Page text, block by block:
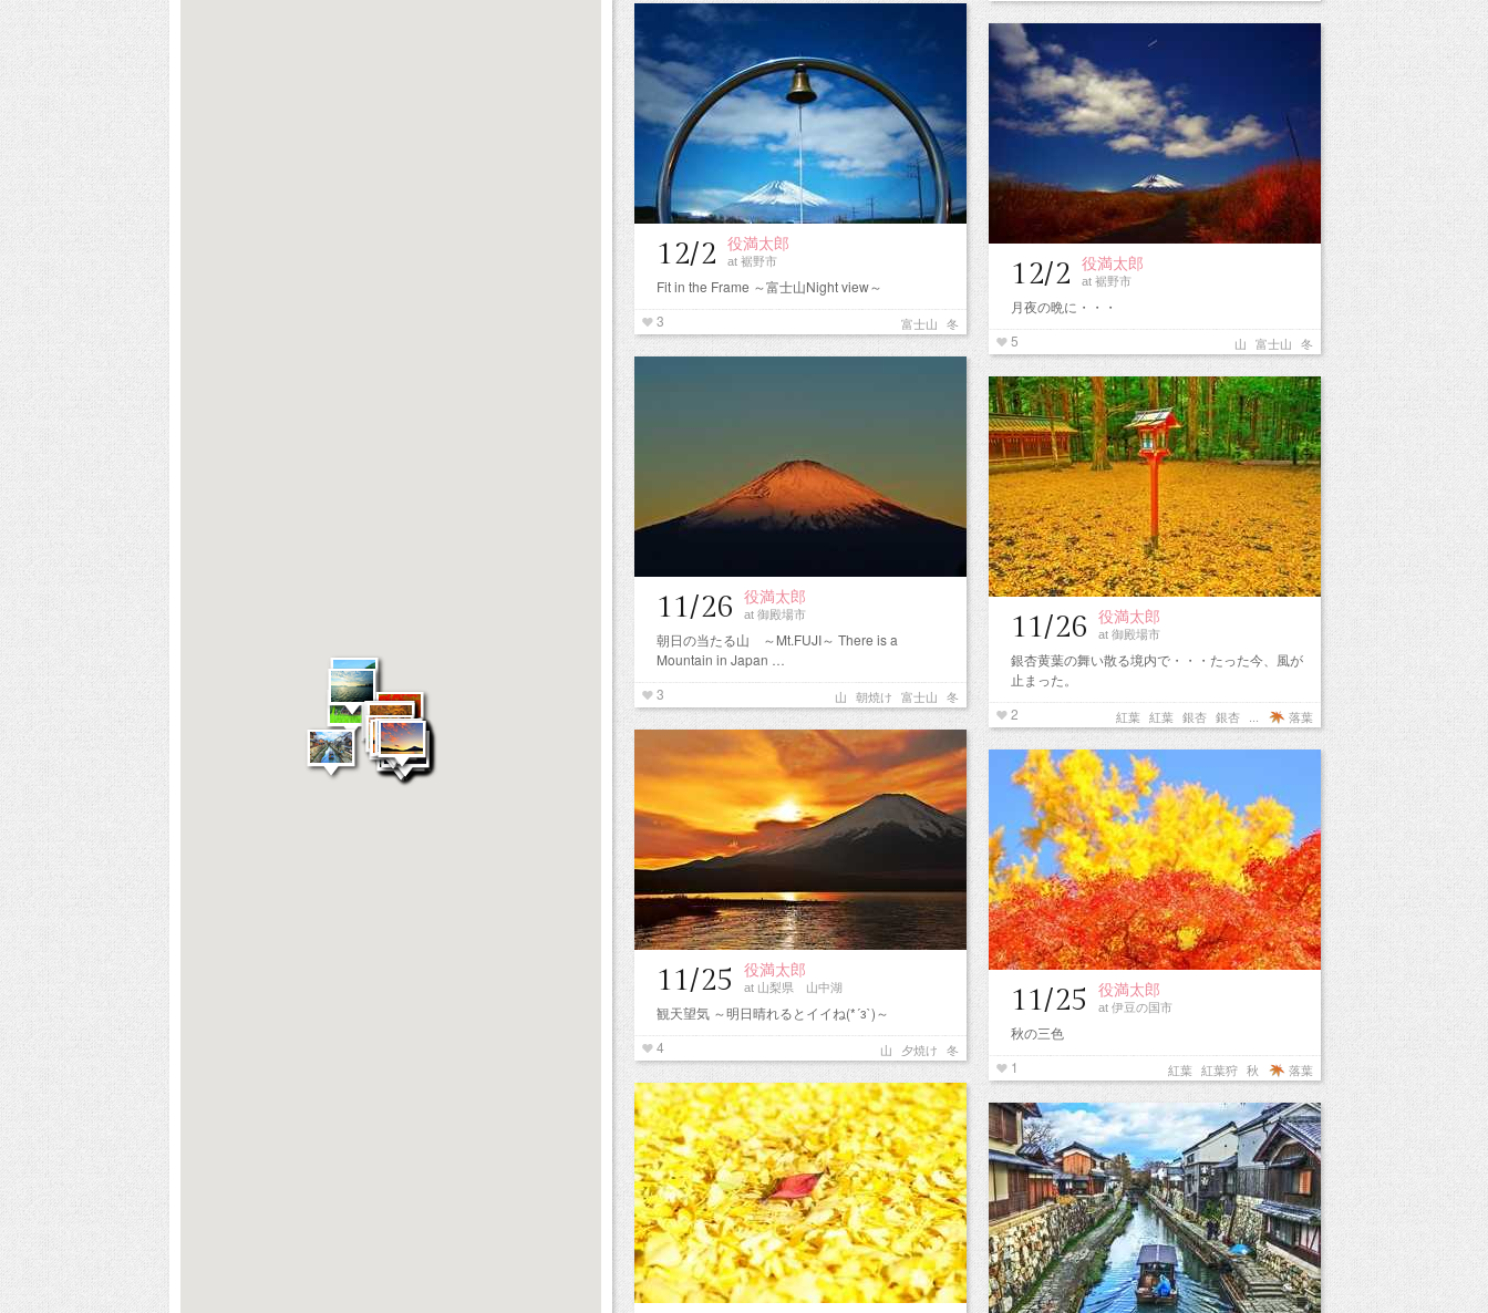
12/2 役満太郎
at 裾野市
Fit in the Frame ～富士山Night view～
3
富士山 冬
12/2 役満太郎
at 裾野市
月夜の晩に・・・
5
山 富士山 冬
11/26 役満太郎
at 御殿場市
朝日の当たる山 ～Mt.FUJI～ There is a
Mountain in Japan …
3
山 朝焼け 富士山 冬
11/26 役満太郎
at 御殿場市
銀杏黄葉の舞い散る境内で・・・たった今、風が
止まった。
2
紅葉 紅葉 銀杏 銀杏 落葉
11/25 役満太郎
at 山梨県 山中湖
観天望気 ～明日晴れるとイイね(*´з`)～
4
山 夕焼け 冬
11/25 役満太郎
at 伊豆の国市
秋の三色
1
紅葉 紅葉狩 秋 落葉